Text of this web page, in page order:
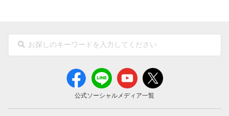
公式ソーシャルメディア一覧